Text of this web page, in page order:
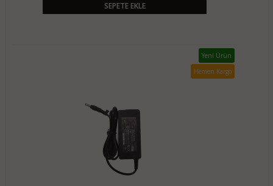
SEPETE EKLE
Yeni Ürün
Hemen Kargo